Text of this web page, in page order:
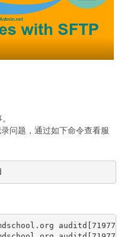
问题，通过如下命令查看服